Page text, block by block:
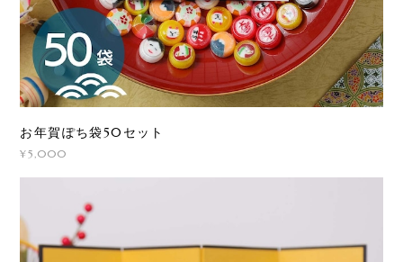
お年賀ぽち袋50セット
¥5,000